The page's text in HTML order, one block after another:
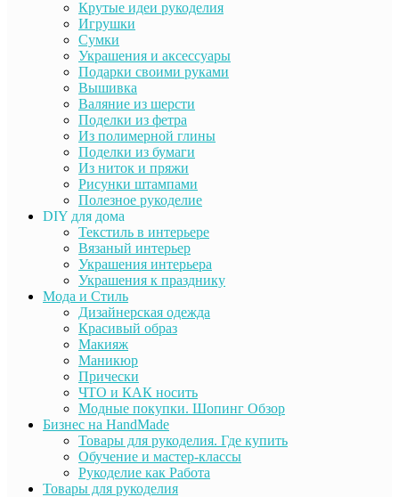
Крутые идеи рукоделия
Игрушки
Сумки
Украшения и аксессуары
Подарки своими руками
Вышивка
Валяние из шерсти
Поделки из фетра
Из полимерной глины
Поделки из бумаги
Из ниток и пряжи
Рисунки штампами
Полезное рукоделие
DIY для дома
Текстиль в интерьере
Вязаный интерьер
Украшения интерьера
Украшения к празднику
Мода и Стиль
Дизайнерская одежда
Красивый образ
Макияж
Маникюр
Прически
ЧТО и КАК носить
Модные покупки. Шопинг Обзор
Бизнес на HandMade
Товары для рукоделия. Где купить
Обучение и мастер-классы
Рукоделие как Работа
Товары для рукоделия